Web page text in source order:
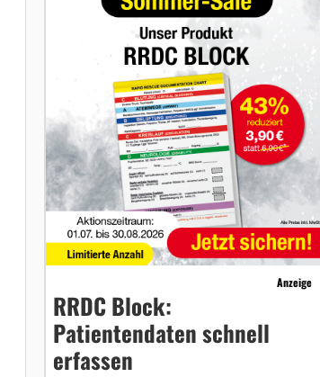
Anzeige
RRDC Block:
Patientendaten schnell
erfassen